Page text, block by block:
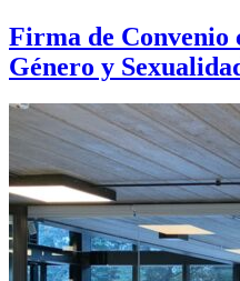
Firma de Convenio
Género y